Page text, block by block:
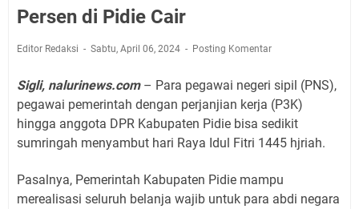
Persen di Pidie Cair
Editor Redaksi Sabtu, April 06, 2024 Posting Komentar
Sigli, nalurinews.com– Para pegawai negeri sipil (PNS),
pegawai pemerintah dengan perjanjian kerja (P3K)
hingga anggota DPR Kabupaten Pidie bisa sedikit
sumringah menyambut hari Raya Idul Fitri 1445 hjriah.
Pasalnya, Pemerintah Kabupaten Pidie mampu
merealisasi seluruh belanja wajib untuk para abdi negara